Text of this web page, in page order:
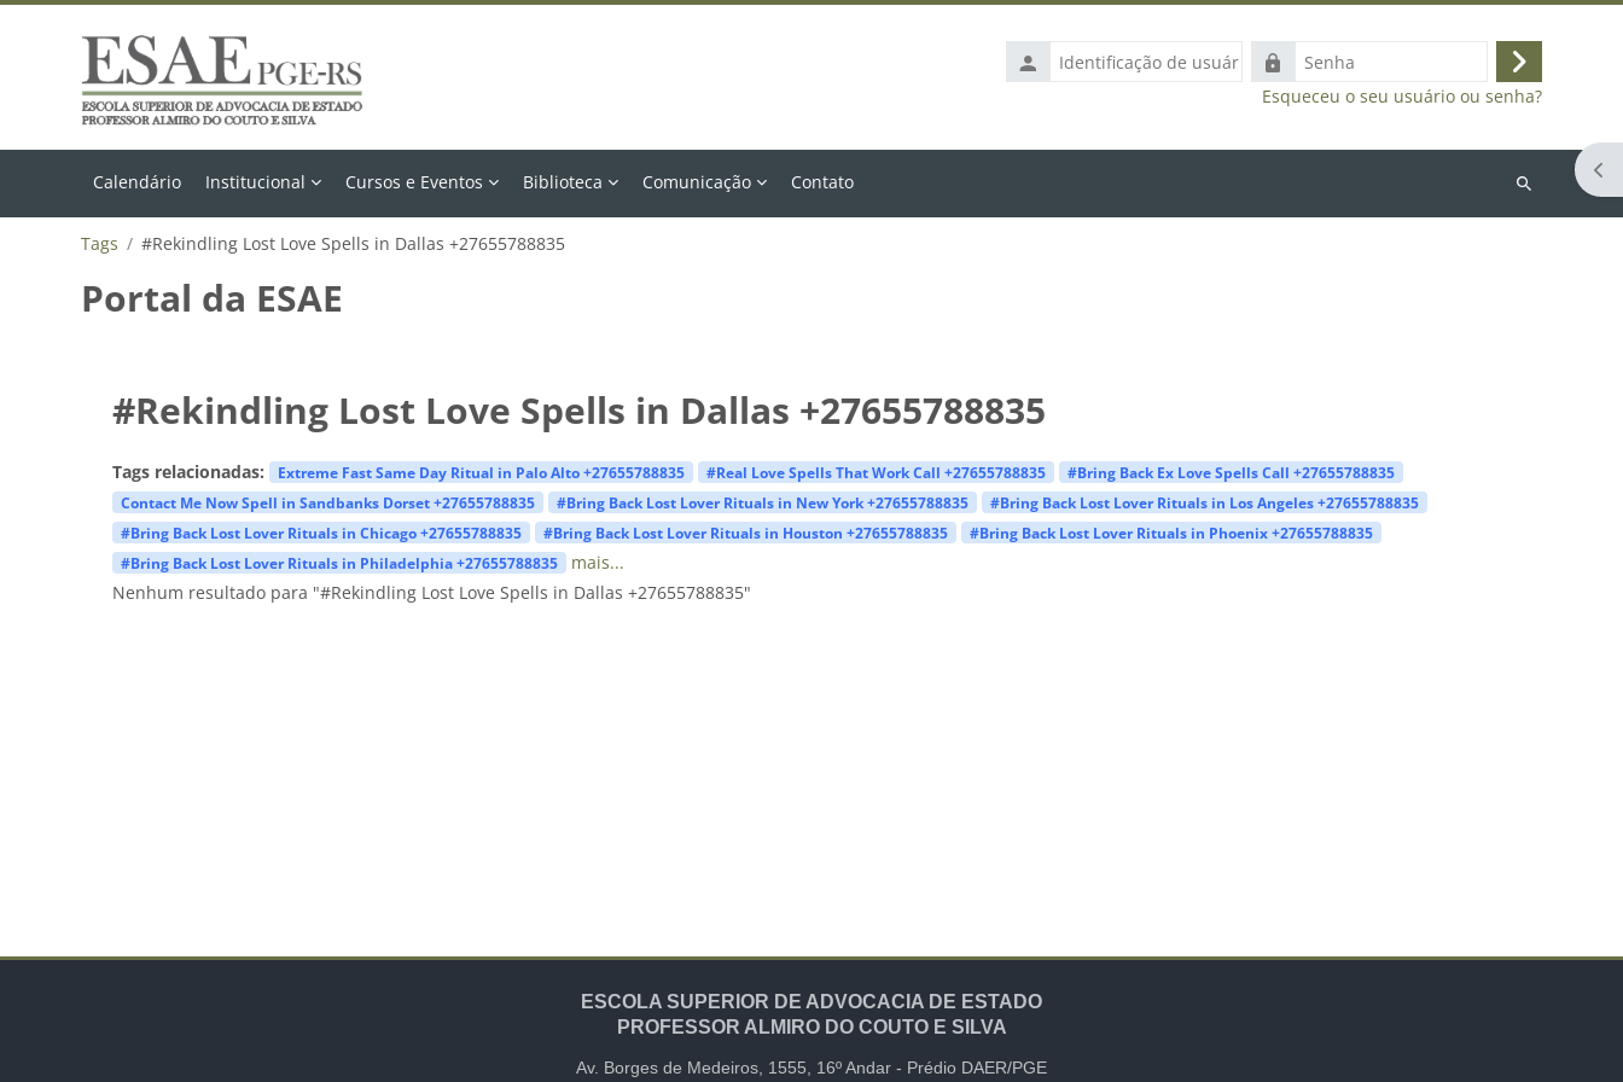
Identificação
de
Senha
Acessar
Esqueceu o seu usuário ou senha?
Calendário Institucional Cursos e Eventos Biblioteca Comunicação Contato
Buscar
Tags #Rekindling Lost Love Spells in Dallas +27655788835
Portal da ESAE
#Rekindling Lost Love Spells in Dallas +27655788835
Tags relacionadas: Extreme Fast Same Day Ritual in Palo Alto +27655788835 #Real Love Spells That Work Call +27655788835
#Bring Back Ex Love Spells Call +27655788835
Contact Me Now Spell in Sandbanks Dorset +27655788835
#Bring Back Lost Lover Rituals in New York +27655788835
#Bring Back Lost Lover Rituals in Los Angeles +27655788835
#Bring Back Lost Lover Rituals in Chicago +27655788835
#Bring Back Lost Lover Rituals in Houston +27655788835
#Bring Back Lost Lover Rituals in Phoenix +27655788835
#Bring Back Lost Lover Rituals in Philadelphia +27655788835
mais...
Nenhum resultado para "#Rekindling Lost Love Spells in Dallas +27655788835"
ESCOLA SUPERIOR DE ADVOCACIA DE ESTADO
PROFESSOR ALMIRO DO COUTO E SILVA
Av. Borges de Medeiros, 1555, 16º Andar - Prédio DAER/PGE